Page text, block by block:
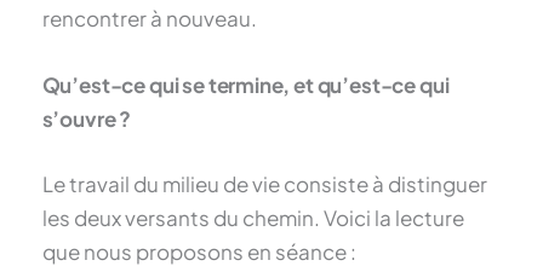
rencontrer à nouveau.
Qu’est-ce qui se termine, et qu’est-ce qui
s’ouvre ?
Le travail du milieu de vie consiste à distinguer
les deux versants du chemin. Voici la lecture
que nous proposons en séance :